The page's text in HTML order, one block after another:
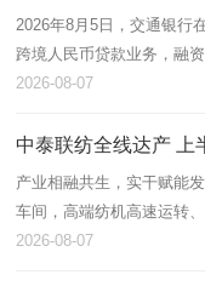
2026年8月5日，交通银行
跨境人民币贷款业务，融
市首单跨境流动资金贷款
2026-08-07
中泰联纺全线达产 上
产业相融共生，实干赋能
车间，高端纺机高速运转
检、落纱、品控等作业，
2026-08-07